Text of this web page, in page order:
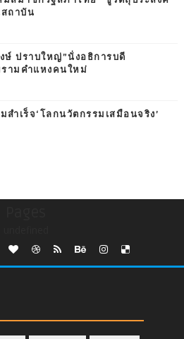
ถาบัน
ษ์ ปราบใหญ่”นั่งอธิการบดี
ามคำแหงคนใหม่
สำเร็จ‘โลกนวัตกรรมเสมือนจริง’